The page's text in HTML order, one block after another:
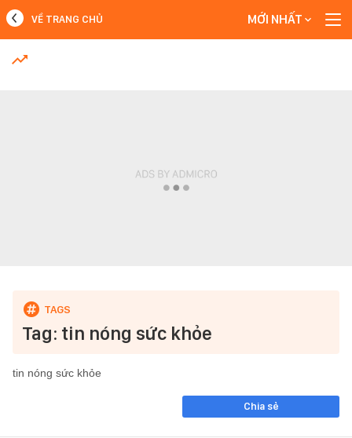
MỚI NHẤT
VỀ TRANG CHỦ MỚI NHẤT
Tag: tin nóng sức khỏe
tin nóng sức khỏe
Chia sẻ